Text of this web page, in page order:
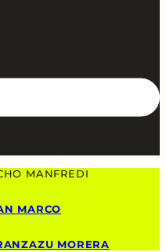
MANFREDI
MARCO
MORERA